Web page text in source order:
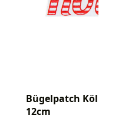
Bügelpatch Kölle
12cm